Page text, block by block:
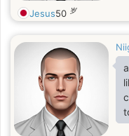
Jesus50 岁